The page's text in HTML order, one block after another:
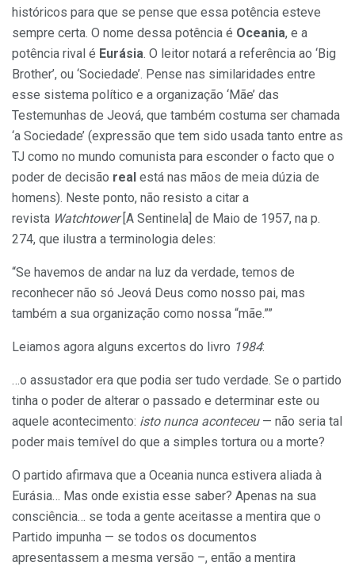
históricos para que se pense que essa potência esteve
sempre certa. O nome dessa potência é Oceania, e a
potência rival é Eurásia. O leitor notará a referência ao ‘Big
Brother’, ou ‘Sociedade’. Pense nas similaridades entre
esse sistema político e a organização ‘Mãe’ das
Testemunhas de Jeová, que também costuma ser chamada
‘a Sociedade’ (expressão que tem sido usada tanto entre as
TJ como no mundo comunista para esconder o facto que o
poder de decisão real está nas mãos de meia dúzia de
homens). Neste ponto, não resisto a citar a
revista Watchtower[A Sentinela] de Maio de 1957, na p.
274, que ilustra a terminologia deles:
“Se havemos de andar na luz da verdade, temos de
reconhecer não só Jeová Deus como nosso pai, mas
também a sua organização como nossa “mãe.””
Leiamos agora alguns excertos do livro 1984:
…o assustador era que podia ser tudo verdade. Se o partido
tinha o poder de alterar o passado e determinar este ou
aquele acontecimento: isto nunca aconteceu— não seria tal
poder mais temível do que a simples tortura ou a morte?
O partido afirmava que a Oceania nunca estivera aliada à
Eurásia… Mas onde existia esse saber? Apenas na sua
consciência… se toda a gente aceitasse a mentira que o
Partido impunha — se todos os documentos
apresentassem a mesma versão –, então a mentira